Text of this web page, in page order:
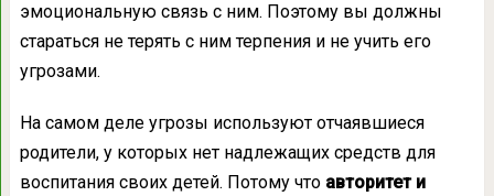
эмоциональную связь с ним. Поэтому вы должны
стараться не терять с ним терпения и не учить его
угрозами.
На самом деле угрозы используют отчаявшиеся
родители, у которых нет надлежащих средств для
воспитания своих детей. Потому что авторитет и